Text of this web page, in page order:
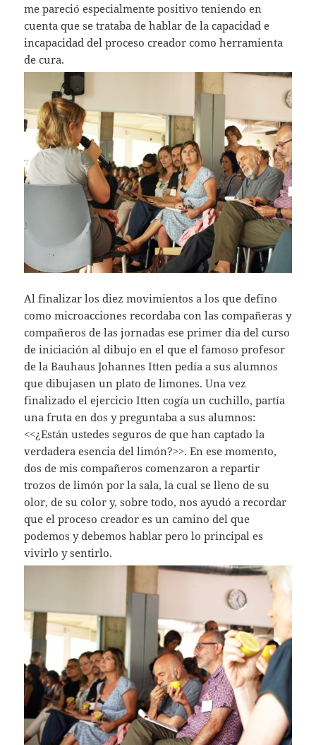
me pareció especialmente positivo teniendo en
cuenta que se trataba de hablar de la capacidad e
incapacidad del proceso creador como herramienta
de cura.
Al finalizar los diez movimientos a los que defino
como microacciones recordaba con las compañeras y
compañeros de las jornadas ese primer día del curso
de iniciación al dibujo en el que el famoso profesor
de la Bauhaus Johannes Itten pedía a sus alumnos
que dibujasen un plato de limones. Una vez
finalizado el ejercicio Itten cogía un cuchillo, partía
una fruta en dos y preguntaba a sus alumnos:
<<¿Están ustedes seguros de que han captado la
verdadera esencia del limón?>>. En ese momento,
dos de mis compañeros comenzaron a repartir
trozos de limón por la sala, la cual se lleno de su
olor, de su color y, sobre todo, nos ayudó a recordar
que el proceso creador es un camino del que
podemos y debemos hablar pero lo principal es
vivirlo y sentirlo.